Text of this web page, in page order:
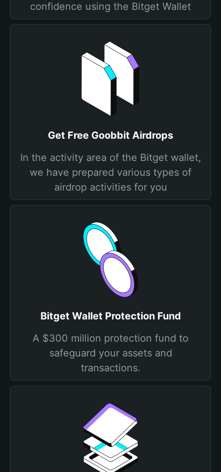
confidence using the Bitget Wallet
Get Free Goobbit Airdrops
In the activity area of the Bitget wallet,
we have prepared various types of
airdrop activities for you
Bitget Wallet Protection Fund
A $300 million protection fund to
safeguard your assets and
transactions.